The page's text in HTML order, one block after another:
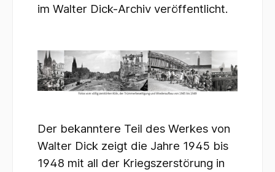
im Walter Dick-Archiv veröffentlicht.
Der bekanntere Teil des Werkes von
Walter Dick zeigt die Jahre 1945 bis
1948 mit all der Kriegszerstörung in